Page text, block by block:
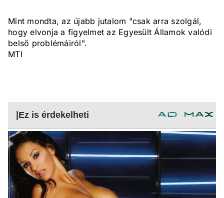
Mint mondta, az újabb jutalom "csak arra szolgál,
hogy elvonja a figyelmet az Egyesült Államok valódi
belső problémáiról".
MTI